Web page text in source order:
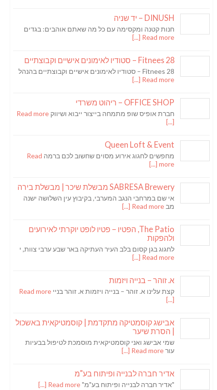
DINUSH – יד שניה
חנות קטנה ומקסימה עם כל מה שאתם אוהבים: בגדים
Read more [...]
Fitnees 28 – סטודיו לאימונים אישיים וקבוצתיים
Fitnees 28 – סטודיו לאימונים אישיים וקבוצתיים בהנהל
Read more [...]
OFFICE SHOP – ריהוט משרדי
חברת אופיס שופ מתמחה בייצור ייבוא ושיווק Read more
[...]
Queen Loft & Event
מחפשים לחגוג אירוע מסוים שחשוב לכם ברמה Read
more [...]
SABRESA Brewery מבשלת שיכר | מבשלת בירה
אי שם במרחבי הנגב המערבי, בקיבוץ עין השלושה ישנה
מב Read more [...]
The Patio, הפטיו – פטיו לופט יוקרתי לאירועים
ולהפקות
לחגוג בגן קסום בלב העיר העתיקה באר שבע ערבי צוות, י
Read more [...]
א. זוהר – בנייה ויזמות
קצת עלינו א. זוהר – בנייה ויזמות א. זוהר בניי Read more
[...]
אבישג קוסמטיקה מתקדמת | קוסמטיקאית באשכול
| הסרת שיער
שמי אבישג ואני קוסמטיקאית מוסמכת לטיפול בבעיות
עורRead more [...]
אדיר חברה לבנייה ופיתוח בע"מ
"אדיר חברה לבנייה ופיתוח בע"מ"Read more [...]